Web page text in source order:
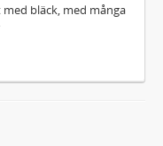
bläck, med många